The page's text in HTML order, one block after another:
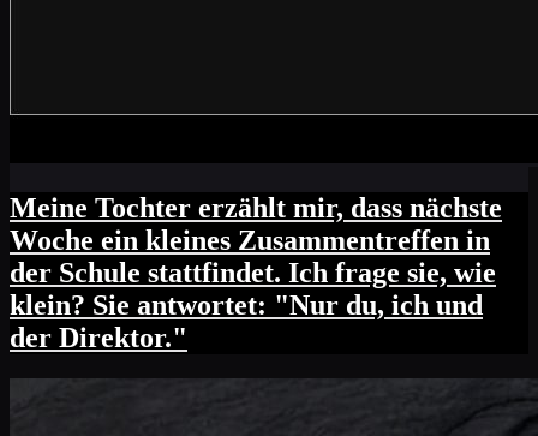
Meine Tochter erzählt mir, dass nächste
Woche ein kleines Zusammentreffen in
der Schule stattfindet. Ich frage sie, wie
klein? Sie antwortet: "Nur du, ich und
der Direktor."